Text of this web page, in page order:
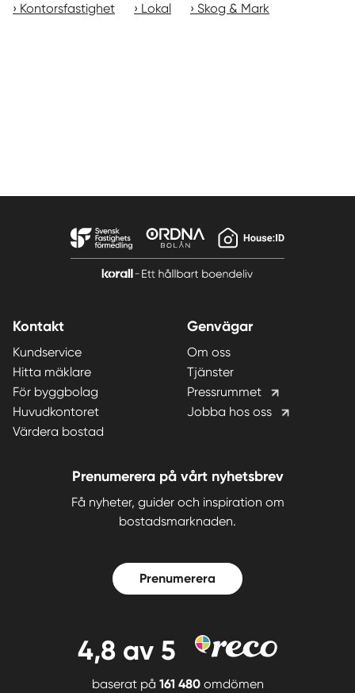
Kontorsfastighet
Lokal Skog & Mark
Kontakt
Kundservice
Hitta mäklare
För byggbolag
Huvudkontoret
Värdera bostad
Genvägar
Om oss
Tjänster
Pressrummet
Jobba hos oss
Prenumerera på vårt nyhetsbrev
Få nyheter, guider och inspiration om
bostadsmarknaden.
Prenumerera
4,8 av 5
baserat på 161 480omdömen